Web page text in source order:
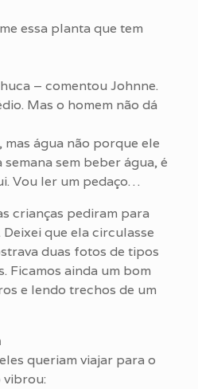
essa planta que tem
– comentou Johnne.
Mas o homem não dá
mas água não porque ele
sem beber água, é
Vou ler um pedaço…
crianças pediram para
que ela circulasse
duas fotos de tipos
Ficamos ainda um bom
e lendo trechos de um
queriam viajar para o
vibrou: